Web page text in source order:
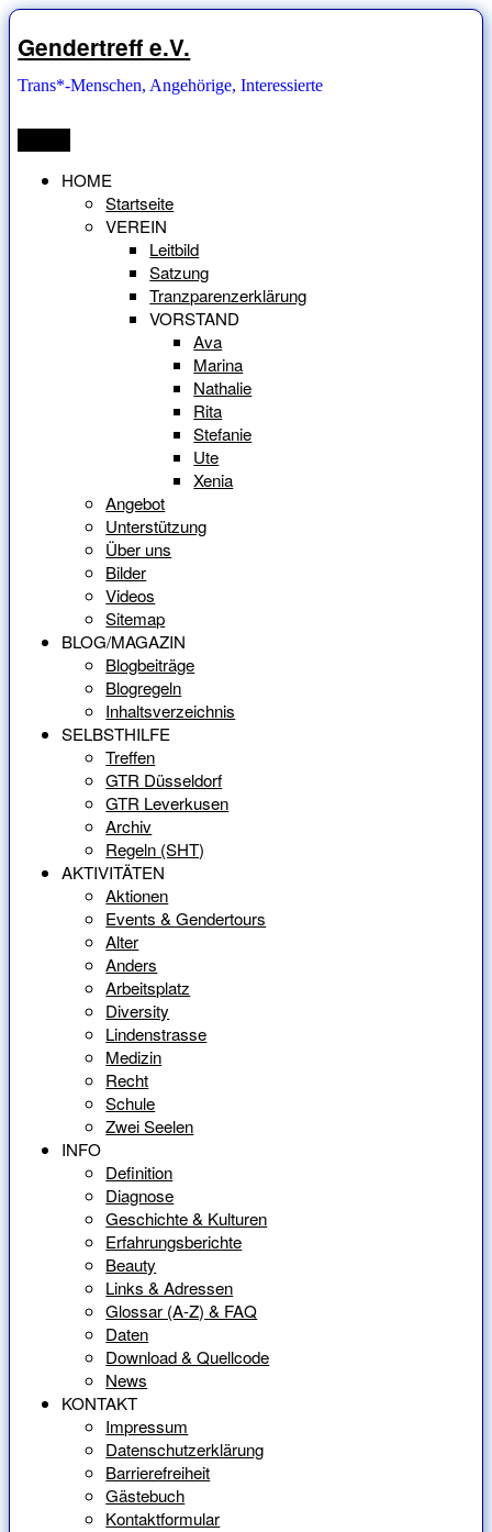
Zum
Inhalt
springen
Gendertreff e.V.
Trans*-Menschen, Angehörige, Interessierte
HOME
Startseite
VEREIN
Leitbild
Satzung
Tranzparenzerklärung
VORSTAND
Ava
Marina
Nathalie
Rita
Stefanie
Ute
Xenia
Angebot
Unterstützung
Über uns
Bilder
Videos
Sitemap
BLOG/MAGAZIN
Blogbeiträge
Blogregeln
Inhaltsverzeichnis
SELBSTHILFE
Treffen
GTR Düsseldorf
GTR Leverkusen
Archiv
Regeln (SHT)
AKTIVITÄTEN
Aktionen
Events & Gendertours
Alter
Anders
Arbeitsplatz
Diversity
Lindenstrasse
Medizin
Recht
Schule
Zwei Seelen
INFO
Definition
Diagnose
Geschichte & Kulturen
Erfahrungsberichte
Beauty
Links & Adressen
Glossar (A-Z) & FAQ
Daten
Download & Quellcode
News
KONTAKT
Impressum
Datenschutzerklärung
Barrierefreiheit
Gästebuch
Kontaktformular